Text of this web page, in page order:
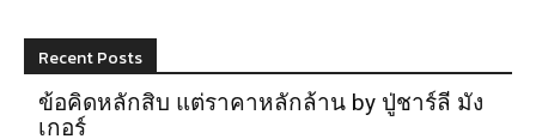
Recent Posts
ข้อคิดหลักสิบ แต่ราคาหลักล้าน by ปู่ชาร์ลี มัง
เกอร์